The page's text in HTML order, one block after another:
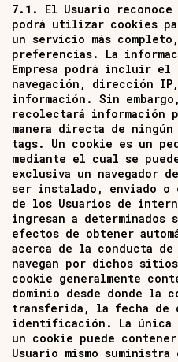
7.1. El Usuario
podrá utilizar cookies
un servicio más
preferencias. La
Empresa podrá incluir el
navegación, dirección
información. Sin
recolectará información
manera directa de
tags. Un cookie es un
mediante el cual se
exclusiva un navegador
ser instalado, enviado o
de los Usuarios de
ingresan a
efectos de obtener
acerca de la conducta de
navegan por dichos
cookie generalmente
dominio desde donde la
transferida, la fecha de
identificación. La única
un cookie puede
Usuario mismo